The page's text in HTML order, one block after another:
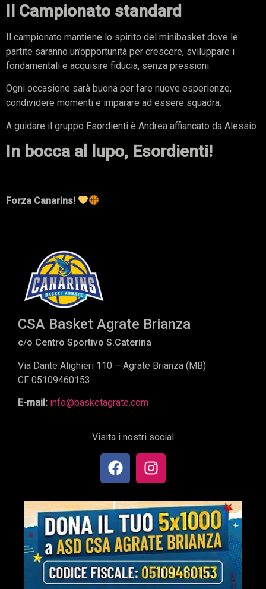
Il Campionato standard
Il campionato mantiene lo spirito del minibasket dove le
partite saranno un’opportunità per crescere, sviluppare i
fondamentali e acquisire fiducia, senza pressioni.
Ogni occasione sarà buona per fare nuove esperienze,
condividere momenti e imparare ad essere squadra.
A guidare il gruppo Esordienti è Andrea affiancato da Alessio
In bocca al lupo, Esordienti!
Forza Canarins!
CSA Basket Agrate Brianza
c/o Centro Sportivo S.Caterina
Via Dante Alighieri 110 – Agrate Brianza (MB)
CF 05109460153
E-mail: info@basketagrate.com
Visita i nostri social